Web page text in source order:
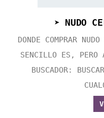
➤ NUDO
DONDE COMPRAR
SENCILLO ES, PERO
BUSCADOR: